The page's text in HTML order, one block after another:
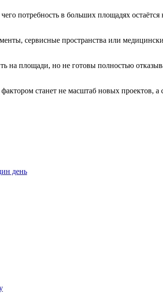
потребность в больших площадях остаётся
сервисные пространства или
площади, но не готовы полностью
станет не масштаб новых проектов, а
день